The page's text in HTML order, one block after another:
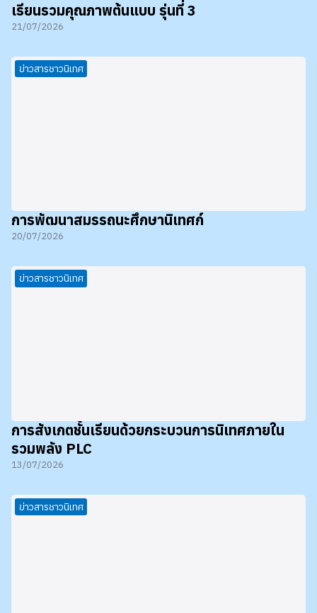
เรียนรวมคุณภาพต้นแบบ รุ่นที่ 3
21/07/2026
ข่าวสารชาวนิเทศ
การพัฒนาสมรรถนะศึกษานิเทศก์
20/07/2026
ข่าวสารชาวนิเทศ
การสังเกตชั้นเรียนด้วยกระบวนการนิเทศภายใน
รวมพลัง PLC
13/07/2026
ข่าวสารชาวนิเทศ